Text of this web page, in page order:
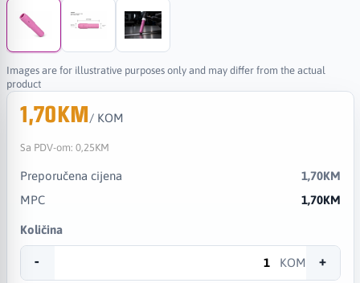
Images are for illustrative purposes only and may differ from the actual
product
1,70KM/ KOM
Sa PDV-om: 0,25KM
Preporučena cijena
1,70KM
MPC
1,70KM
Količina
- KOM +